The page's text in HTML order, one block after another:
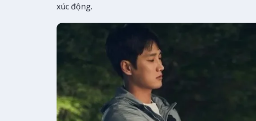
xúc động.